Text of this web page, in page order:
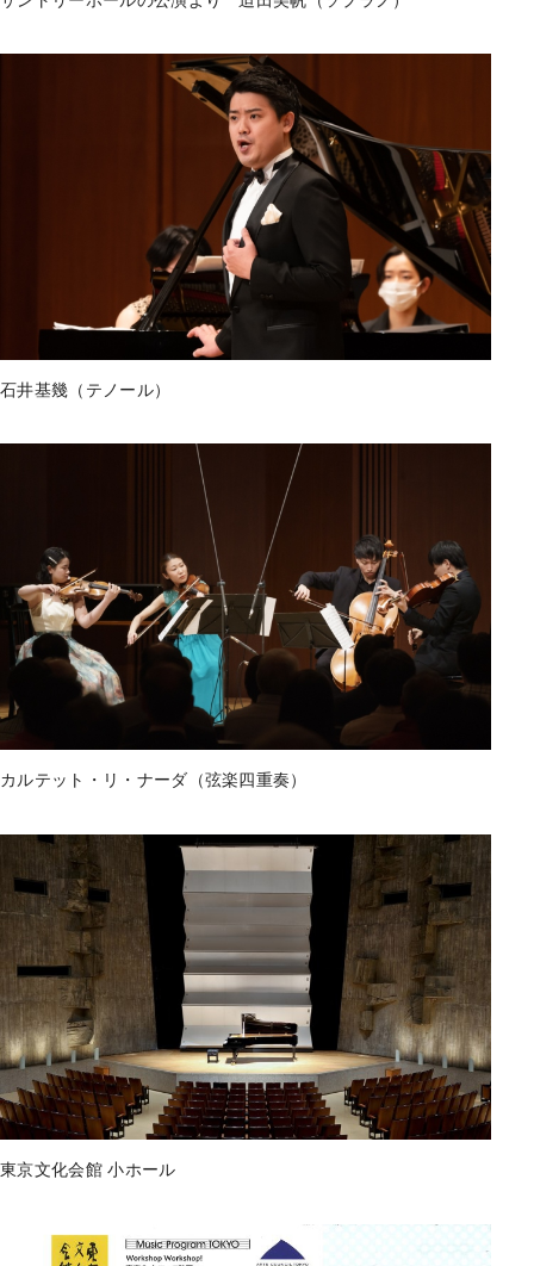
石井基幾（テノール）
カルテット・リ・ナーダ（弦楽四重奏）
東京文化会館 小ホール